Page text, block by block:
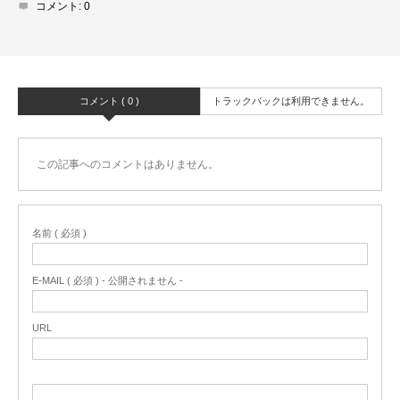
コメント: 0
コメント ( 0 ) トラックバックは利用できません。
この記事へのコメントはありません。
名前 ( 必須 )
E-MAIL ( 必須 ) - 公開されません -
URL